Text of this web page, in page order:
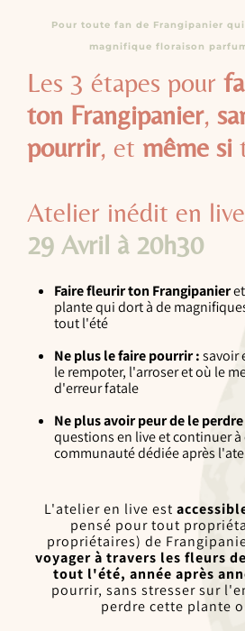
Pour toute fan de Frangipanier
magnifique floraison
Les 3 étapes pour
ton Frangipanier,
pourrir, et même si
Atelier inédit en
29 Avril à 20h30
Faire fleurir ton Frangipanier
plante qui dort à de
tout l'été
Ne plus le faire pourrir :savoir
le rempoter, l'arroser et où le
d'erreur fatale
Ne plus avoir peur de le perdre
questions en live et continuer à
communauté dédiée après
L'atelier en live est
pensé pour tout
propriétaires) de
voyager à travers les fleurs
tout l'été, année après
pourrir, sans stresser sur
perdre cette plante